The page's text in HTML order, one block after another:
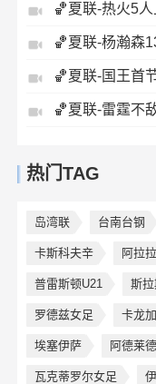
热门TAG
岛湾联 台南台钢
卡斯科夫辛 阿拉
普雷斯顿U21 斯
罗德兹女足 卡龙
埃塞伊萨 阿德莱
瓦克蒂罗尔女足